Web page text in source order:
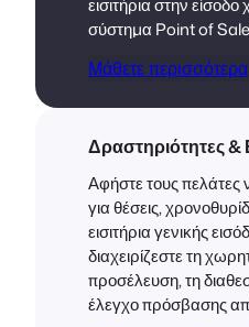
εισιτήρια στην
σύστημα Point of
Μάθετε περισσότερα
Δραστηριότητες &
Αφήστε τους
για θέσεις,
εισιτήρια γενικής
διαχειρίζεστε τη
προσέλευση, τη
έλεγχο πρόσβασης